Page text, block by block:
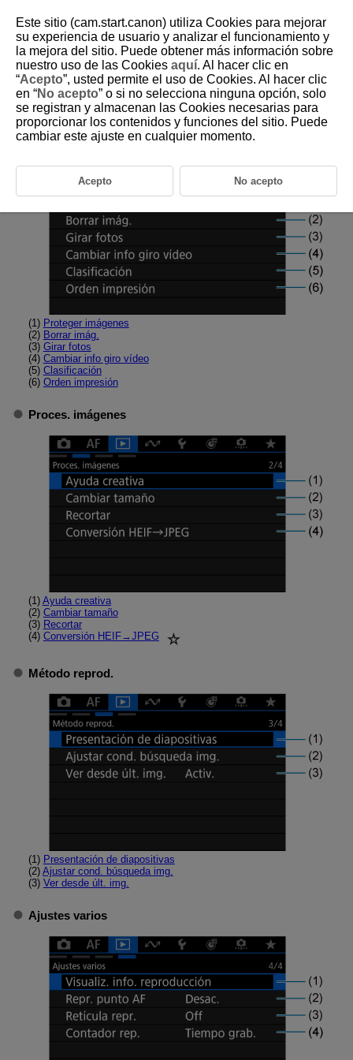
D375-134
Menús de fichas: Reproducción
Operación archivo
(1) Proteger imágenes
(2) Borrar imág.
(3) Girar fotos
(4) Cambiar info giro vídeo
(5) Clasificación
(6) Orden impresión
Proces. imágenes
(1) Ayuda creativa
(2) Cambiar tamaño
(3) Recortar
(4) Conversión HEIF→JPEG
Método reprod.
(1) Presentación de diapositivas
(2) Ajustar cond. búsqueda img.
(3) Ver desde últ. img.
Ajustes varios
Este sitio (cam.start.canon) utiliza Cookies para mejorar
su experiencia de usuario y analizar el funcionamiento y
la mejora del sitio. Puede obtener más información sobre
nuestro uso de las Cookies aquí. Al hacer clic en
“Acepto”, usted permite el uso de Cookies. Al hacer clic
en “No acepto” o si no selecciona ninguna opción, solo
se registran y almacenan las Cookies necesarias para
proporcionar los contenidos y funciones del sitio. Puede
cambiar este ajuste en cualquier momento.
Acepto No acepto